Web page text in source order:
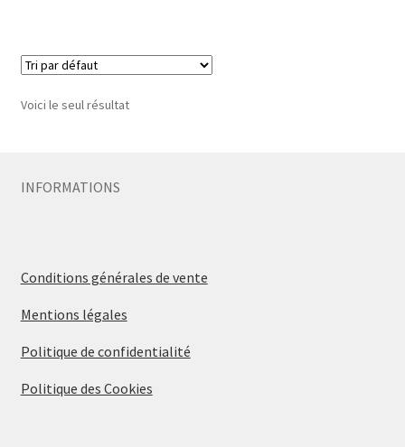
Voici le seul résultat
INFORMATIONS
Conditions générales de vente
Mentions légales
Politique de confidentialité
Politique des Cookies